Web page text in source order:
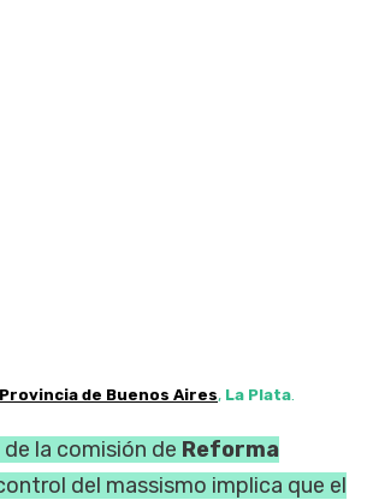
de Buenos Aires, La Plata
la comisión de Reforma
del massismo implica que el